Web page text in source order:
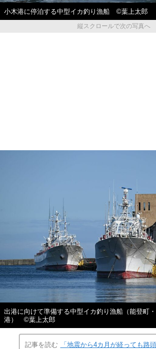
小木港に停泊する中型イカ釣り漁船 ©️葉上太郎
縦スクロールで次の写真へ
出港に向けて準備する中型イカ釣り漁船（能登町
港） ©️葉上太郎
記事を読む
「地震から4カ月が経っても路